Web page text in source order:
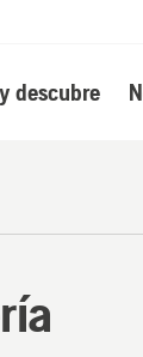
descubre